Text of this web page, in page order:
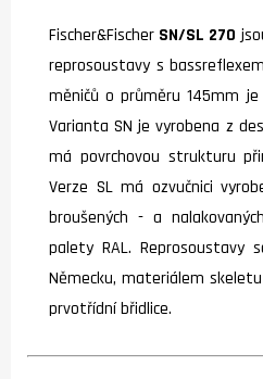
Fischer&Fischer SN/SL 270
reprosoustavy s
měničů o průměru 145mm je
Varianta SN je vyrobena z
má povrchovou strukturu
Verze SL má ozvučnici
broušených - a
palety RAL. Reprosoustavy
Německu, materiálem
prvotřídní břidlice.